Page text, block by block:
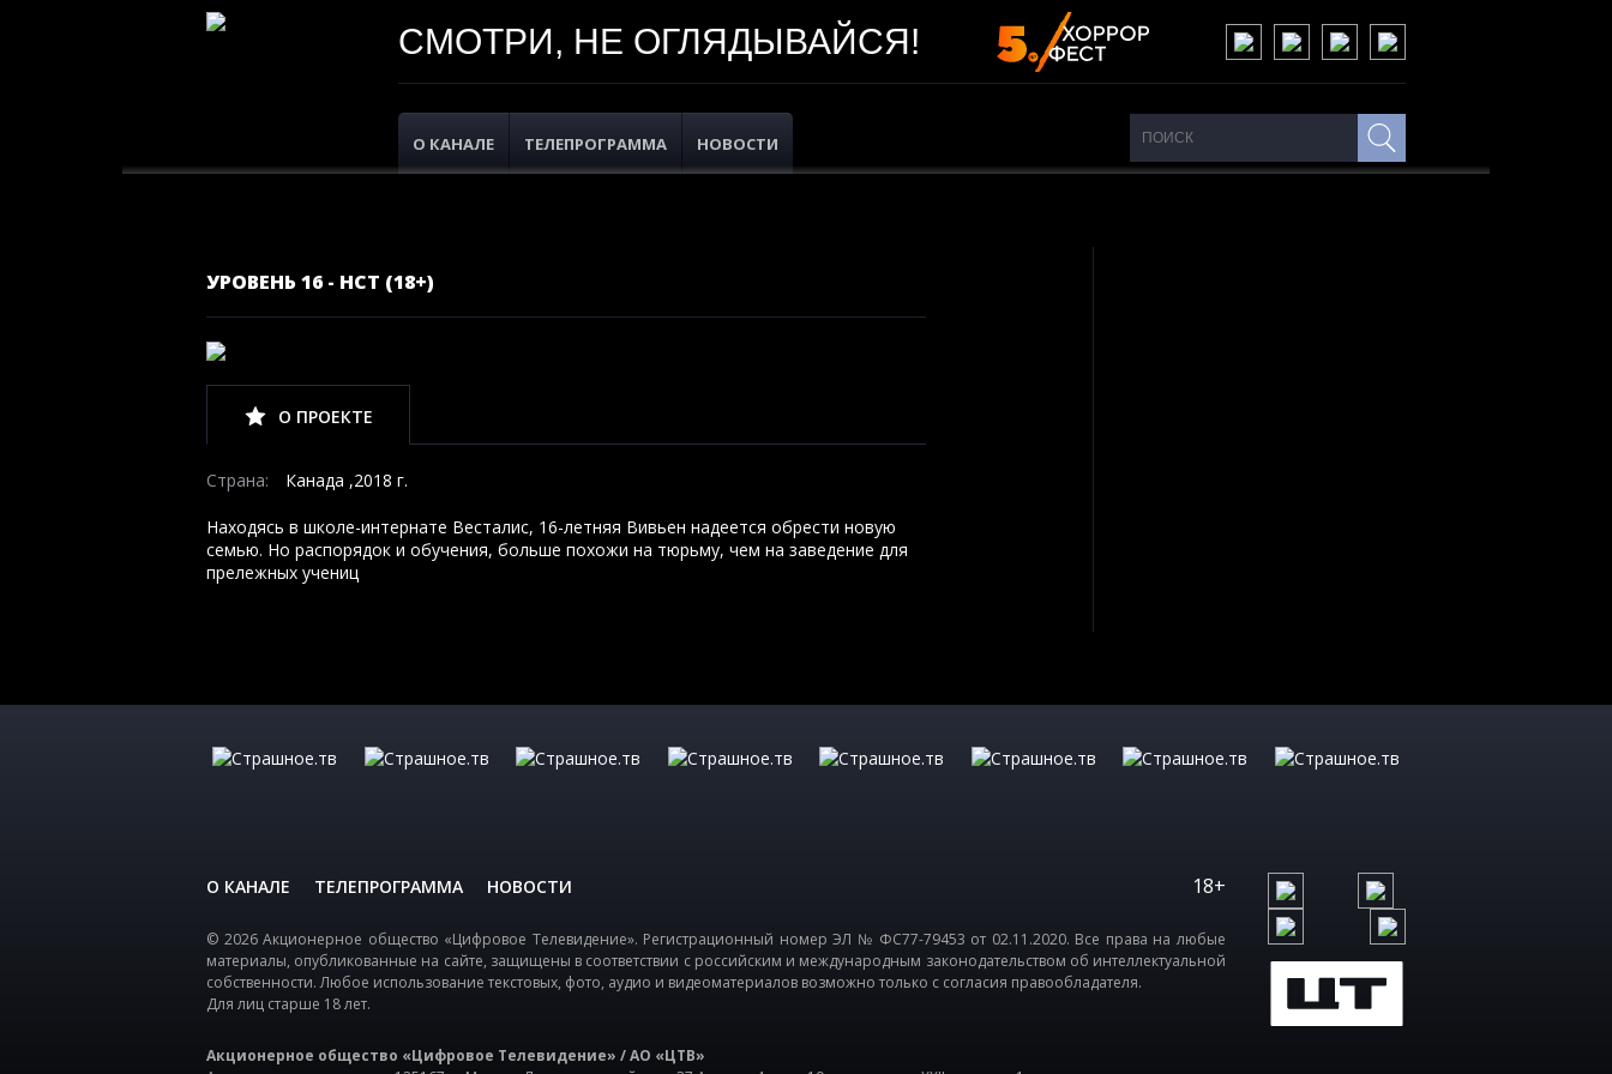
СМОТРИ, НЕ ОГЛЯДЫВАЙСЯ!
О КАНАЛЕ ТЕЛЕПРОГРАММА НОВОСТИ
УРОВЕНЬ 16 - НСТ (18+)
О ПРОЕКТЕ
Страна: Канада ,2018 г.
Находясь в школе-интернате Весталис, 16-летняя Вивьен надеется обрести новую
семью. Но распорядок и обучения, больше похожи на тюрьму, чем на заведение для
прележных учениц
О КАНАЛЕ ТЕЛЕПРОГРАММА НОВОСТИ 18+
© 2026 Акционерное общество «Цифровое Телевидение». Регистрационный номер ЭЛ № ФС77-79453 от 02.11.2020. Все права на любые
материалы, опубликованные на сайте, защищены в соответствии с российским и международным законодательством об интеллектуальной
собственности. Любое использование текстовых, фото, аудио и видеоматериалов возможно только с согласия правообладателя.
Для лиц старше 18 лет.
Акционерное общество «Цифровое Телевидение» / АО «ЦТВ»